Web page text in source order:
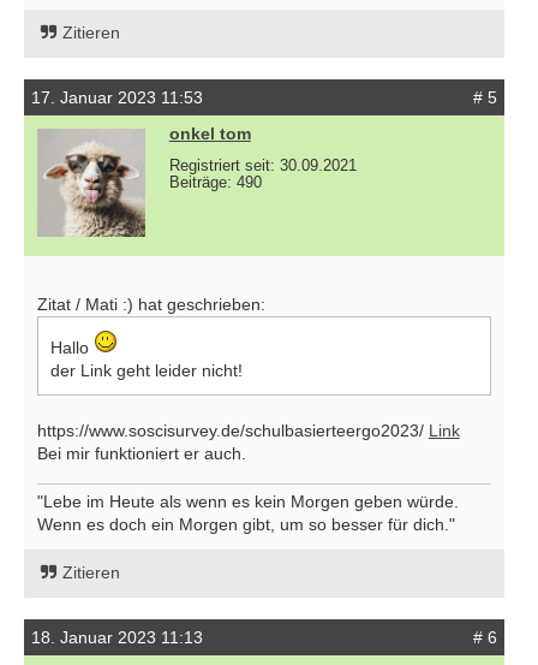
Zitieren
17. Januar 2023 11:53
# 5
onkel tom
Registriert seit: 30.09.2021
Beiträge: 490
Zitat / Mati :) hat geschrieben:
Hallo
der Link geht leider nicht!
https://www.soscisurvey.de/schulbasierteergo2023/ Link
Bei mir funktioniert er auch.
"Lebe im Heute als wenn es kein Morgen geben würde.
Wenn es doch ein Morgen gibt, um so besser für dich."
Zitieren
18. Januar 2023 11:13
# 6